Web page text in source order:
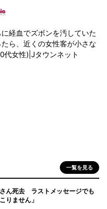
経血でズボンを汚していた
ら、近くの女性客が小さな
代女性)|Jタウンネット
一覧を見る
ん死去 ラストメッセージでも
りません」